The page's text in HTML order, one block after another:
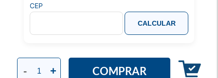
- + COMPRAR
CEP
CALCULAR